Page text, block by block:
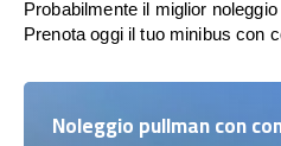
Probabilmente il miglior
Prenota oggi il tuo minibus con
Noleggio pullman con